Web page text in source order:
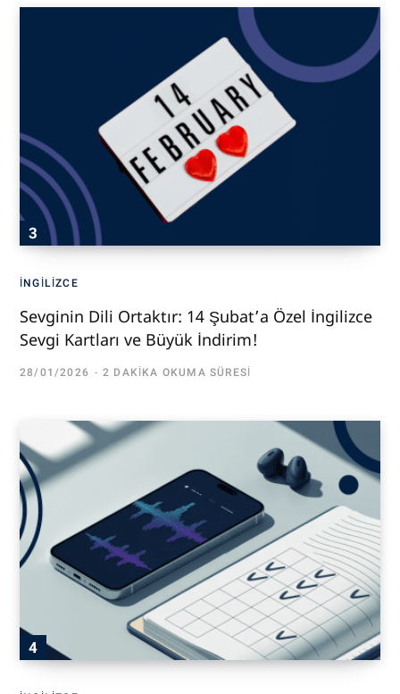
İNGILIZCE
Sevginin Dili Ortaktır: 14 Şubat’a Özel İngilizce
Sevgi Kartları ve Büyük İndirim!
28/01/2026 2 DAKIKA OKUMA SÜRESI